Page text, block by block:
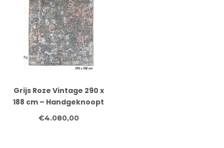
Grijs Roze Vintage 290 x
188 cm – Handgeknoopt
wollen vloerkleed
€4.080,00